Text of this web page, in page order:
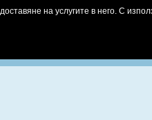
на услугите в него. С